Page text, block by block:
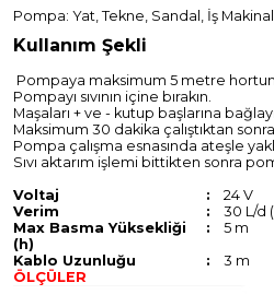
Pompa: Yat, Tekne, Sandal, İş
Kullanım Şekli
Pompaya maksimum 5 metre
Pompayı sıvının içine bırakın.
Maşaları + ve - kutup başlarına
Maksimum 30 dakika çalıştıktan
Pompa çalışma esnasında ateşle
Sıvı aktarım işlemi bittikten sonra
Voltaj
:
24 V
Verim
:
30 L/d
Max Basma Yüksekliği
(h)
:
5 m
Kablo Uzunluğu
:
3 m
ÖLÇÜLER